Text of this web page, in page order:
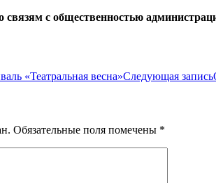
с общественностью
«Театральная весна»Следующая запись
Обязательные поля помечены *